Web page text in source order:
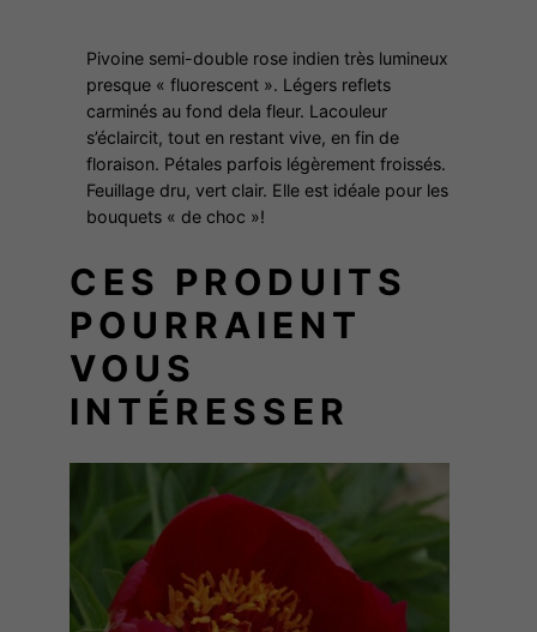
Pivoine semi-double rose indien très lumineux
presque « fluorescent ». Légers reflets
carminés au fond dela fleur. Lacouleur
s’éclaircit, tout en restant vive, en fin de
floraison. Pétales parfois légèrement froissés.
Feuillage dru, vert clair. Elle est idéale pour les
bouquets « de choc »!
CES PRODUITS
POURRAIENT
VOUS
INTÉRESSER